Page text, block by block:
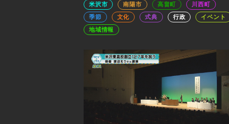
米沢市 南陽市 高畠町
川西町
季節
文化 式典 行政
イベント
地域情報